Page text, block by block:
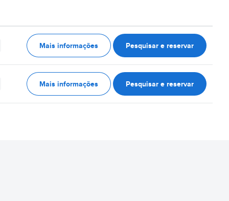
Mais informações Pesquisar e reservar
Mais informações Pesquisar e reservar